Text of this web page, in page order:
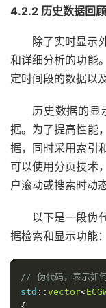
4.2.2 历史数据回
除了实时显示
和详细分析的功能
定时间段的数据以
历史数据的显
据。为了提高性能
据，同时采用索引
可以使用分页技术
户滚动或搜索时动
以下是一段伪
据检索和显示功能：
// 伪代码，表示如
std :: vector<